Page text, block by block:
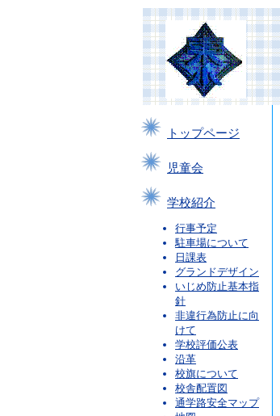
トップページ
児童会
学校紹介
行事予定
駐車場について
日課表
グランドデザイン
いじめ防止基本指
針
非違行為防止に向
けて
学校評価公表
沿革
校旗について
校舎配置図
通学路安全マップ